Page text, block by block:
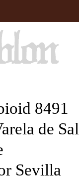
8491
de
Sevilla